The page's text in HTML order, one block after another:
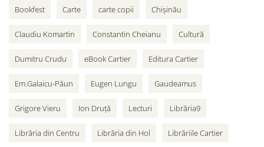
Bookfest Carte carte copii Chișinău
Claudiu Komartin Constantin Cheianu Cultură
Dumitru Crudu eBook Cartier Editura Cartier
Em.Galaicu-Păun Eugen Lungu Gaudeamus
Grigore Vieru Ion Druță Lecturi Librăria9
Librăria din Centru Librăria din Hol Librăriile Cartier